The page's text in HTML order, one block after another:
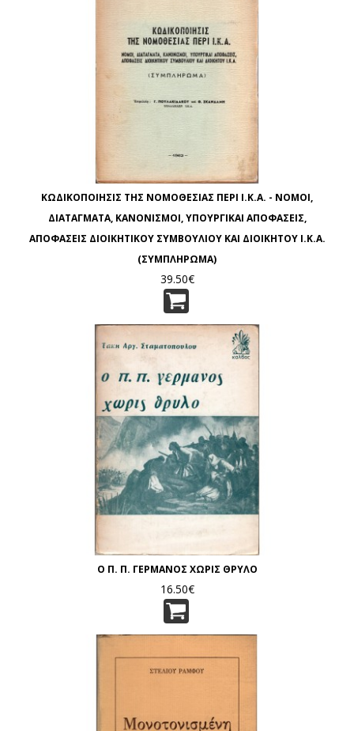
ΚΩΔΙΚΟΠΟΙΗΣΙΣ ΤΗΣ ΝΟΜΟΘΕΣΙΑΣ ΠΕΡΙ Ι.Κ.Α. - ΝΟΜΟΙ,
ΔΙΑΤΑΓΜΑΤΑ, ΚΑΝΟΝΙΣΜΟΙ, ΥΠΟΥΡΓΙΚΑΙ ΑΠΟΦΑΣΕΙΣ,
ΑΠΟΦΑΣΕΙΣ ΔΙΟΙΚΗΤΙΚΟΥ ΣΥΜΒΟΥΛΙΟΥ ΚΑΙ ΔΙΟΙΚΗΤΟΥ Ι.Κ.Α.
(ΣΥΜΠΛΗΡΩΜΑ)
39.50€
Ο Π. Π. ΓΕΡΜΑΝΟΣ ΧΩΡΙΣ ΘΡΥΛΟ
16.50€